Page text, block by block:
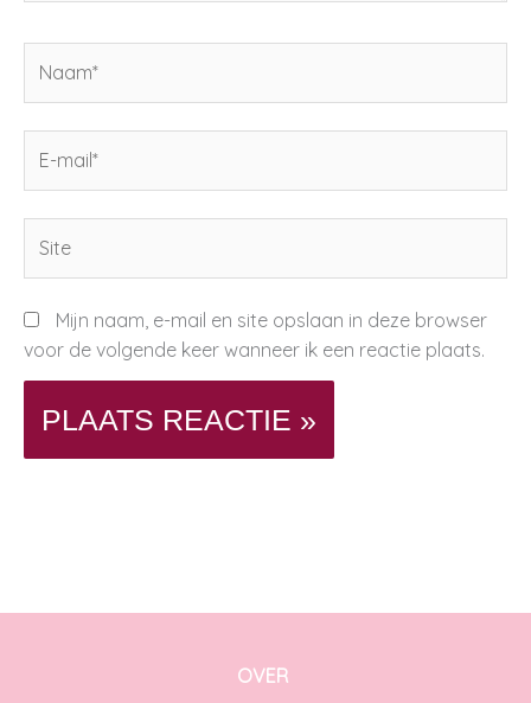
mail*
Mijn naam, e-mail en site opslaan in deze browser
voor de volgende keer wanneer ik een reactie plaats.
OVER